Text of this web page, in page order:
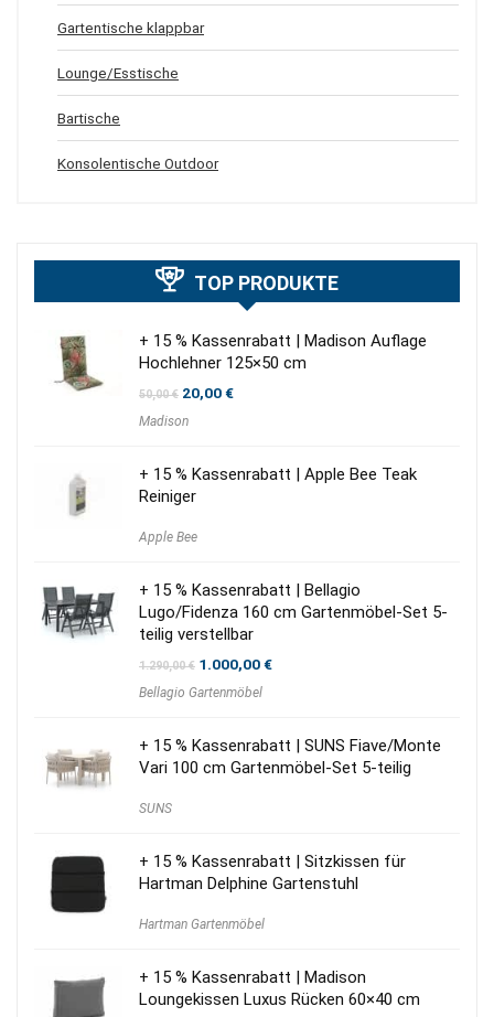
Gartentische klappbar
Lounge/Esstische
Bartische
Konsolentische Outdoor
TOP PRODUKTE
+ 15 % Kassenrabatt | Madison Auflage
Hochlehner 125×50 cm
50,00€ Ursprünglicher
war:
20,00€Aktueller
Madison
+ 15 % Kassenrabatt | Apple Bee Teak
Reiniger
Apple Bee
+ 15 % Kassenrabatt | Bellagio
Lugo/Fidenza 160 cm Gartenmöbel-Set 5-
teilig verstellbar
1.290,00€ Ursprünglicher
war:
1.000,00€Aktueller
Bellagio Gartenmöbel
+ 15 % Kassenrabatt | SUNS Fiave/Monte
Vari 100 cm Gartenmöbel-Set 5-teilig
SUNS
+ 15 % Kassenrabatt | Sitzkissen für
Hartman Delphine Gartenstuhl
Hartman Gartenmöbel
+ 15 % Kassenrabatt | Madison
Loungekissen Luxus Rücken 60×40 cm